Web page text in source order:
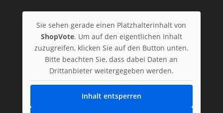
Sie sehen gerade einen Platzhalterinhalt von
ShopVote. Um auf den eigentlichen Inhalt
zuzugreifen, klicken Sie auf den Button unten.
Bitte beachten Sie, dass dabei Daten an
Drittanbieter weitergegeben werden.
Inhalt entsperren